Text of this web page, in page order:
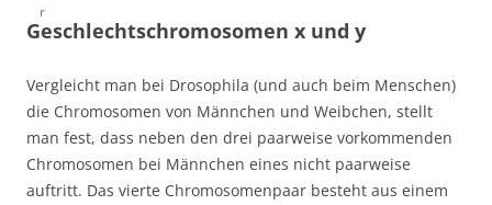
r
Geschlechtschromosomen x und y
Vergleicht man bei Drosophila (und auch beim Menschen)
die Chromosomen von Männchen und Weibchen, stellt
man fest, dass neben den drei paarweise vorkommenden
Chromosomen bei Männchen eines nicht paarweise
auftritt. Das vierte Chromosomenpaar besteht aus einem